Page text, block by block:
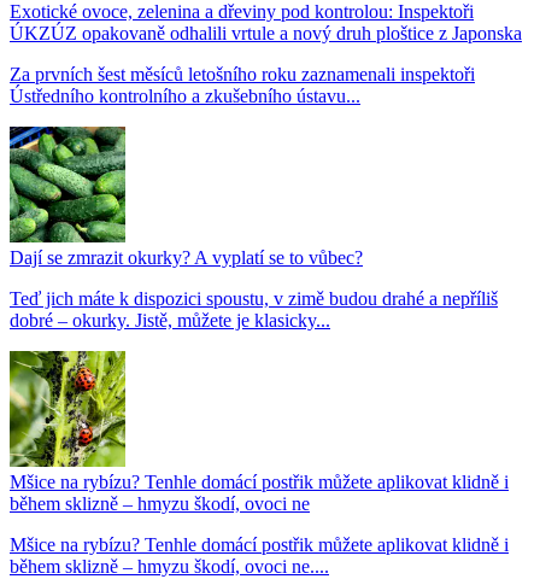
Exotické ovoce, zelenina a dřeviny pod kontrolou: Inspektoři
ÚKZÚZ opakovaně odhalili vrtule a nový druh ploštice z Japonska
Za prvních šest měsíců letošního roku zaznamenali inspektoři
Ústředního kontrolního a zkušebního ústavu...
Dají se zmrazit okurky? A vyplatí se to vůbec?
Teď jich máte k dispozici spoustu, v zimě budou drahé a nepříliš
dobré – okurky. Jistě, můžete je klasicky...
Mšice na rybízu? Tenhle domácí postřik můžete aplikovat klidně i
během sklizně – hmyzu škodí, ovoci ne
Mšice na rybízu? Tenhle domácí postřik můžete aplikovat klidně i
během sklizně – hmyzu škodí, ovoci ne....